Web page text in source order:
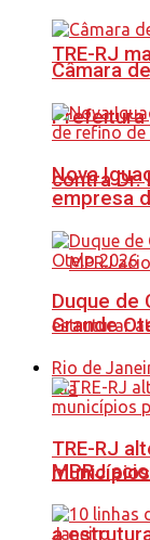
TRE-RJ
Prefeitura
contra Dr.
MPRJ
a
Câmara
Nova
empresa
Duque de
Grande
Rio de
TRE-RJ